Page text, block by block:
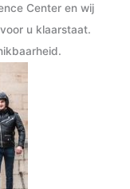
Center en wij
u klaarstaat.